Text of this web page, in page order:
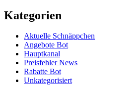
Kategorien
Aktuelle Schnäppchen
Angebote Bot
Hauptkanal
Preisfehler News
Rabatte Bot
Unkategorisiert